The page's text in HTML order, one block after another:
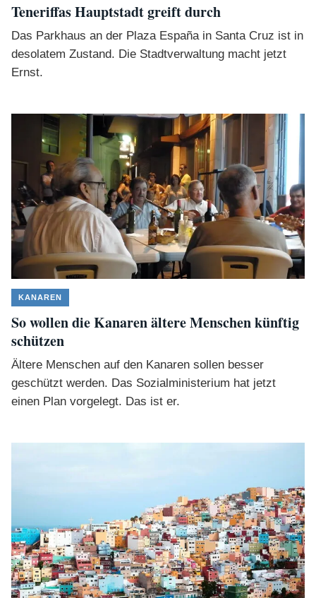
Teneriffas Hauptstadt greift durch
Das Parkhaus an der Plaza España in Santa Cruz ist in
desolatem Zustand. Die Stadtverwaltung macht jetzt
Ernst.
KANAREN
So wollen die Kanaren ältere Menschen künftig
schützen
Ältere Menschen auf den Kanaren sollen besser
geschützt werden. Das Sozialministerium hat jetzt
einen Plan vorgelegt. Das ist er.